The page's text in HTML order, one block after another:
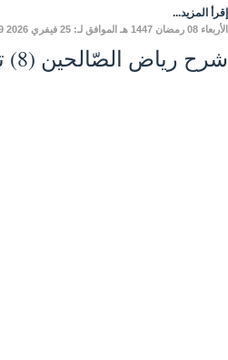
إقرأ المزيد...
الأربعاء 08 رمضان 1447 هـ الموافق لـ: 25 فيفري 2026 07:39
شرح رياض الصّالحين (8) تتمّة ترجمة عائشة - شرح الحديث الثاني.